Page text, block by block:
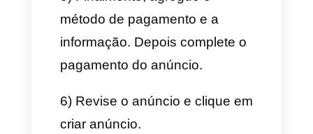
WhatsApp na sua página do
Facebook
do Facebook.